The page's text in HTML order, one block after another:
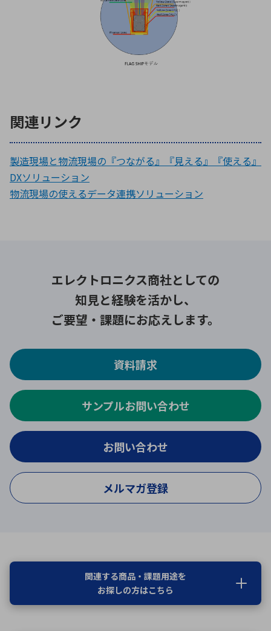
関連リンク
製造現場と物流現場の『つながる』『見える』『使える』
DXソリューション
物流現場の使えるデータ連携ソリューション
エレクトロニクス商社としての
知見と経験を活かし、
ご要望・課題にお応えします。
資料請求
サンプルお問い合わせ
お問い合わせ
メルマガ登録
関連する商品・課題用途を
お探しの方はこちら